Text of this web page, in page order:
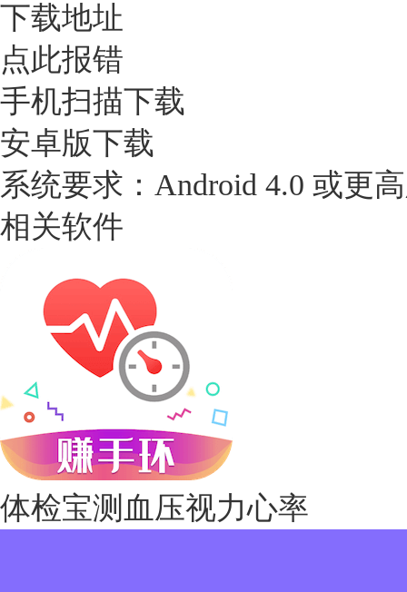
下载地址
点此报错
手机扫描下载
安卓版下载
系统要求：Android 4.0 或更
相关软件
体检宝测血压视力心率